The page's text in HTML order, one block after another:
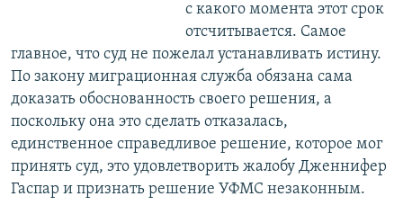
с какого момента этот срок
отсчитывается. Самое
главное, что суд не пожелал устанавливать истину.
По закону миграционная служба обязана сама
доказать обоснованность своего решения, а
поскольку она это сделать отказалась,
единственное справедливое решение, которое мог
принять суд, это удовлетворить жалобу Дженнифер
Гаспар и признать решение УФМС незаконным.